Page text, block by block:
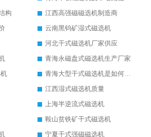
构
江西高强磁磁选机制造商
云南黑钨矿湿式磁选机
河北干式磁选机厂家供应
青海永磁盘式磁选机生产厂家
青海大型干式磁选机是如何选矿的
江西湿式磁选机质量
上海半逆流式磁选机
鞍山贫铁矿干式磁选机
宁夏干式强磁磁选机